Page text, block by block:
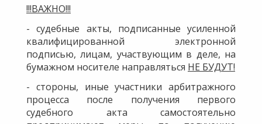
!!!ВАЖНО!!!
- судебные акты, подписанные усиленной
квалифицированной электронной
подписью, лицам, участвующим в деле, на
бумажном носителе направляться НЕ БУДУТ!
- стороны, иные участники арбитражного
процесса после получения первого
судебного акта самостоятельно